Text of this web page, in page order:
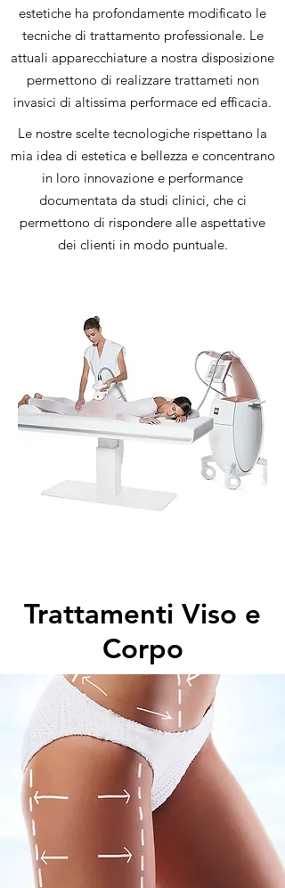
estetiche ha profondamente modificato le
tecniche di trattamento professionale. Le
attuali apparecchiature a nostra disposizione
permettono di realizzare trattameti non
invasici di altissima performace ed efficacia.
Le nostre scelte tecnologiche rispettano la
mia idea di estetica e bellezza e concentrano
in loro innovazione e performance
documentata da studi clinici, che ci
permettono di rispondere alle aspettative
dei clienti in modo puntuale.
Trattamenti Viso e
Corpo